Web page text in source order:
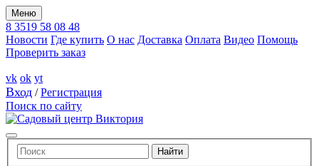
Меню
8 3519 58 08 48
Новости Где купить О нас Доставка Оплата Видео Помощь
Проверить заказ
vk ok yt
Вход /Регистрация
Поиск по сайту